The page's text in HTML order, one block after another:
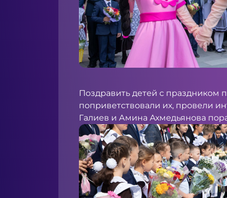
Поздравить детей с
поприветствовали их, провели
Галиев и Амина Ахмедьянова